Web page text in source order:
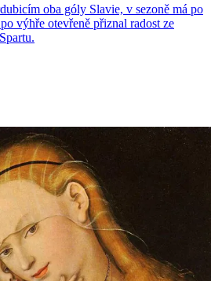
oba góly Slavie, v sezoně má po
výhře otevřeně přiznal radost ze